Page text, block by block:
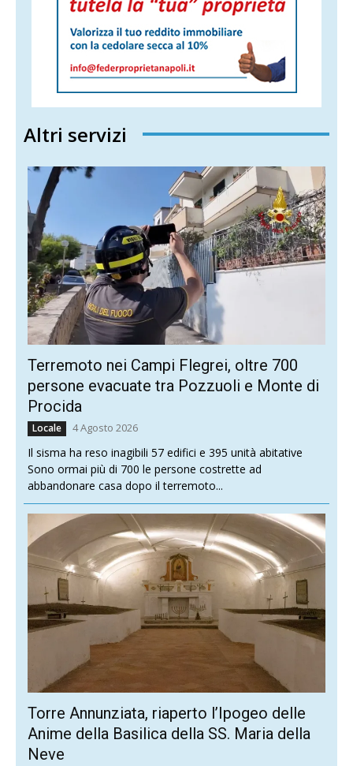
Altri servizi
Terremoto nei Campi Flegrei, oltre 700
persone evacuate tra Pozzuoli e Monte di
Procida
Locale 4 Agosto 2026
Il sisma ha reso inagibili 57 edifici e 395 unità abitative
Sono ormai più di 700 le persone costrette ad
abbandonare casa dopo il terremoto...
Torre Annunziata, riaperto l’Ipogeo delle
Anime della Basilica della SS. Maria della
Neve